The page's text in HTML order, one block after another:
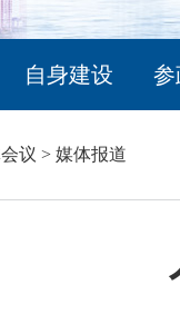
自身建设 参
议 > 媒体报道